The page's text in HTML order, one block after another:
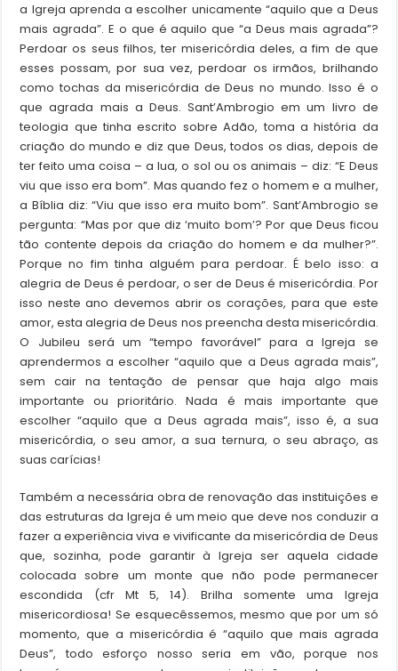
a Igreja aprenda a escolher unicamente “aquilo que a Deus
mais agrada”. E o que é aquilo que “a Deus mais agrada”?
Perdoar os seus filhos, ter misericórdia deles, a fim de que
esses possam, por sua vez, perdoar os irmãos, brilhando
como tochas da misericórdia de Deus no mundo. Isso é o
que agrada mais a Deus. Sant’Ambrogio em um livro de
teologia que tinha escrito sobre Adão, toma a história da
criação do mundo e diz que Deus, todos os dias, depois de
ter feito uma coisa – a lua, o sol ou os animais – diz: “E Deus
viu que isso era bom”. Mas quando fez o homem e a mulher,
a Bíblia diz: “Viu que isso era muito bom”. Sant’Ambrogio se
pergunta: “Mas por que diz ‘muito bom’? Por que Deus ficou
tão contente depois da criação do homem e da mulher?”.
Porque no fim tinha alguém para perdoar. É belo isso: a
alegria de Deus é perdoar, o ser de Deus é misericórdia. Por
isso neste ano devemos abrir os corações, para que este
amor, esta alegria de Deus nos preencha desta misericórdia.
O Jubileu será um “tempo favorável” para a Igreja se
aprendermos a escolher “aquilo que a Deus agrada mais”,
sem cair na tentação de pensar que haja algo mais
importante ou prioritário. Nada é mais importante que
escolher “aquilo que a Deus agrada mais”, isso é, a sua
misericórdia, o seu amor, a sua ternura, o seu abraço, as
suas carícias!
Também a necessária obra de renovação das instituições e
das estruturas da Igreja é um meio que deve nos conduzir a
fazer a experiência viva e vivificante da misericórdia de Deus
que, sozinha, pode garantir à Igreja ser aquela cidade
colocada sobre um monte que não pode permanecer
escondida (cfr Mt 5, 14). Brilha somente uma Igreja
misericordiosa! Se esquecêssemos, mesmo que por um só
momento, que a misericórdia é “aquilo que mais agrada
Deus”, todo esforço nosso seria em vão, porque nos